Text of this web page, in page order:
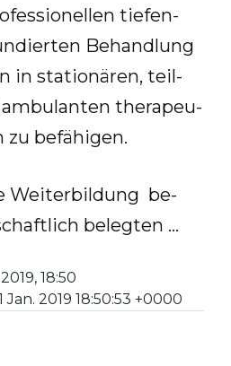
tie­fen­
Be­hand­lung
in sta­tio­nä­ren, teil­
the­ra­peu­
zu be­fä­hi­gen.
Wei­ter­bil­dung be­
be­leg­ten …
18:50
Jan. 2019 18:50:53 +0000